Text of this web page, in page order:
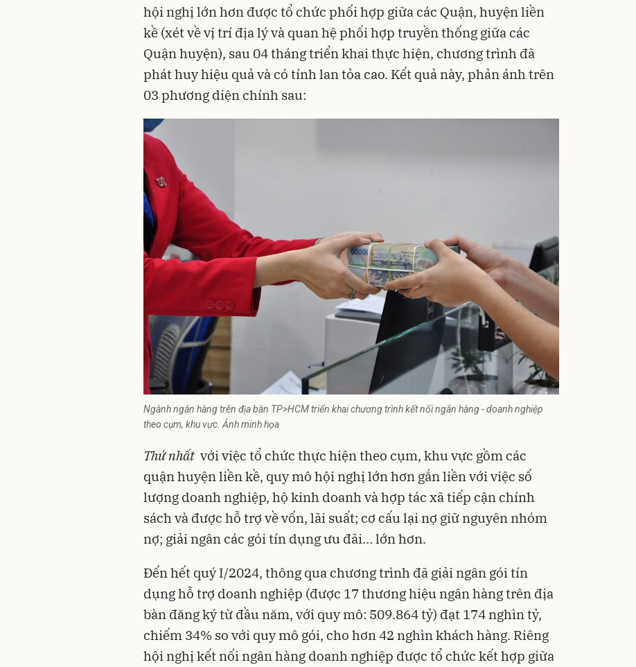
hội nghị lớn hơn được tổ chức phối hợp giữa các Quận, huyện liền
kề (xét về vị trí địa lý và quan hệ phối hợp truyền thống giữa các
Quận huyện), sau 04 tháng triển khai thực hiện, chương trình đã
phát huy hiệu quả và có tính lan tỏa cao. Kết quả này, phản ánh trên
03 phương diện chính sau:
Ngành ngân hàng trên địa bàn TP>HCM triển khai chương trình kết nối ngân hàng - doanh nghiệp
theo cụm, khu vực. Ảnh minh họa
Thứ nhấtvới việc tổ chức thực hiện theo cụm, khu vực gồm các
quận huyện liền kề, quy mô hội nghị lớn hơn gắn liền với việc số
lượng doanh nghiệp, hộ kinh doanh và hợp tác xã tiếp cận chính
sách và được hỗ trợ về vốn, lãi suất; cơ cấu lại nợ giữ nguyên nhóm
nợ; giải ngân các gói tín dụng ưu đãi… lớn hơn.
Đến hết quý I/2024, thông qua chương trình đã giải ngân gói tín
dụng hỗ trợ doanh nghiệp (được 17 thương hiệu ngân hàng trên địa
bàn đăng ký từ đầu năm, với quy mô: 509.864 tỷ) đạt 174 nghìn tỷ,
chiếm 34% so với quy mô gói, cho hơn 42 nghìn khách hàng. Riêng
hội nghị kết nối ngân hàng doanh nghiệp được tổ chức kết hợp giữa